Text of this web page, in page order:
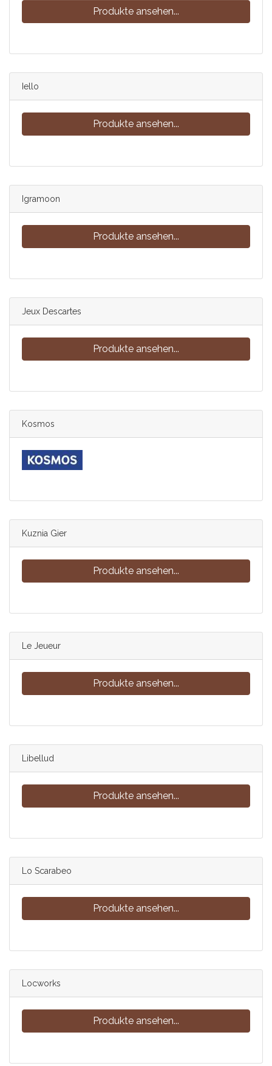
Produkte ansehen...
Iello
Produkte ansehen...
Igramoon
Produkte ansehen...
Jeux Descartes
Produkte ansehen...
Kosmos
Kuznia Gier
Produkte ansehen...
Le Jeueur
Produkte ansehen...
Libellud
Produkte ansehen...
Lo Scarabeo
Produkte ansehen...
Locworks
Produkte ansehen...